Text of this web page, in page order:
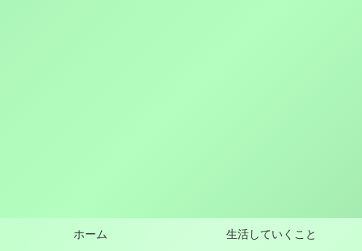
ホーム 生活していくこと